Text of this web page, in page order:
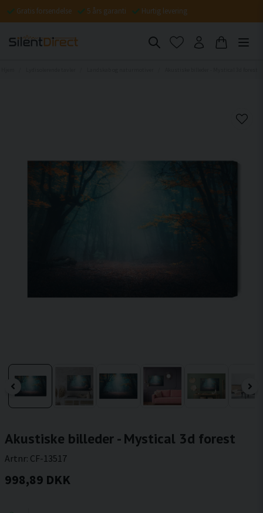
Gratis forsendelse 5 års garanti Hurtig levering
Akustiske billeder - Mystical 3d forest
Artnr: CF-13517
998,89 DKK